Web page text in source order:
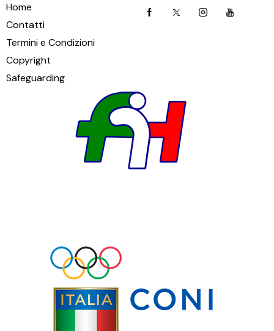
Home
Contatti
Termini e Condizioni
Copyright
Safeguarding